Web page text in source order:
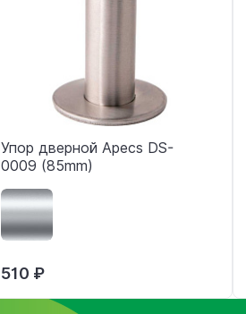
Упор дверной Apecs DS-
0009 (85mm)
510 ₽